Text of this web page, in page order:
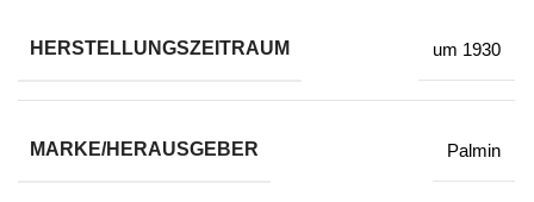
HERSTELLUNGSZEITRAUM um 1930
MARKE/HERAUSGEBER Palmin